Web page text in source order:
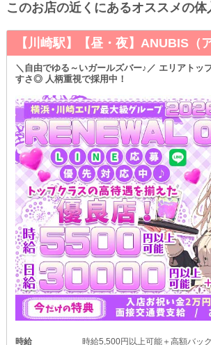
このお店の近くにあるオススメの体
【川崎駅】【昼・夜】ANUBIS（
＼自由でゆる～いガールズバー♪／ エリアトッ
すさ◎ 人柄重視で採用中！
時給 時給5,500円以上可能＋高額バッ